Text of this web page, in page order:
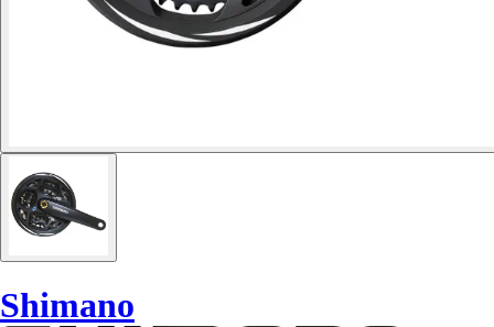
Shimano